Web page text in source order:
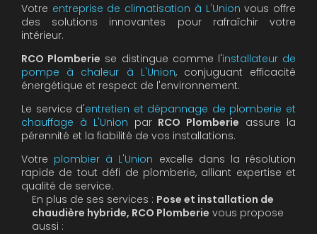
Votre entreprise de climatisation à L'Union vous offre
des solutions innovantes pour rafraîchir votre
intérieur.
RCO Plomberie se distingue comme l'installateur de
pompe à chaleur à L'Union, conjuguant efficacité
énergétique et respect de l'environnement.
Le service d'entretien et dépannage de plomberie et
chauffage à L'Union par RCO Plomberie assure la
pérennité et la fiabilité de vos installations.
Votre plombier à L'Union excelle dans la résolution
rapide de tout défi de plomberie, alliant expertise et
qualité de service.
En plus de ses services : Pose et installation de
chaudière hybride, RCO Plomberie vous propose
aussi :